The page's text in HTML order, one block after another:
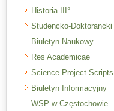
Historia III°
Studencko-Doktorancki
Biuletyn Naukowy
Res Academicae
Science Project Scripts
Biuletyn Informacyjny
WSP w Częstochowie